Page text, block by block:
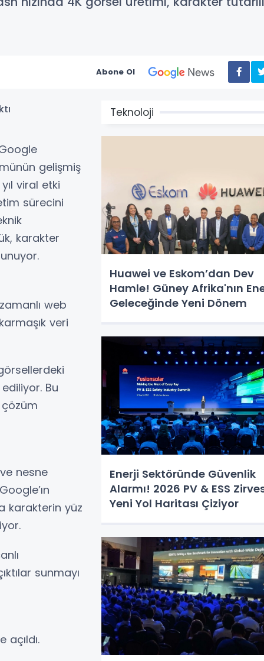
Abone Ol
gelişmiş
viral etki
sürecini
karakter
web
veri
Bu
nesne
karakterin yüz
sunmayı
Teknoloji
Huawei ve Eskom’dan Dev
Hamle! Güney Afrika'nın
Geleceğinde Yeni Dönem
Enerji Sektöründe Güvenlik
Alarmı! 2026 PV & ESS
Yeni Yol Haritası Çiziyor